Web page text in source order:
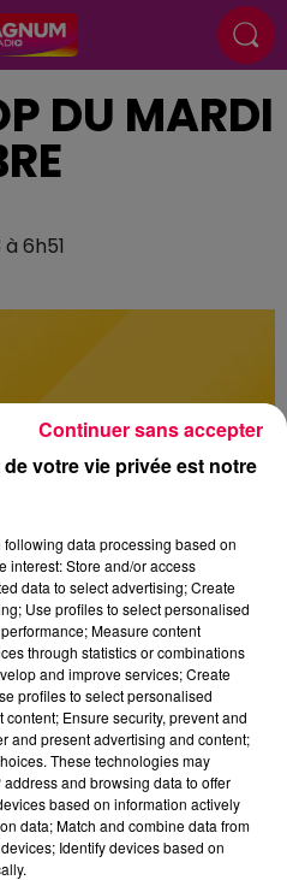
DU MARDI
6h51
votre vie privée est notre
following data processing based on
interest: Store and/or access
data to select advertising; Create
Use profiles to select personalised
Measure content
through statistics or combinations
and improve services; Create
profiles to select personalised
Ensure security, prevent and
and present advertising and content;
These technologies may
and browsing data to offer
based on information actively
data; Match and combine data from
Identify devices based on
Continuer sans accepter